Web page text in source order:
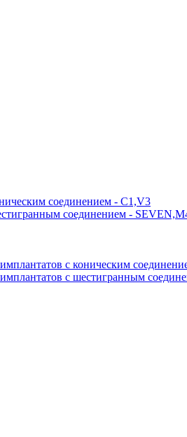
соединением - C1,V3
соединением -
с коническим
с шестигранным